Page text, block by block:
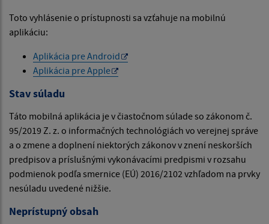
Toto vyhlásenie o prístupnosti sa vzťahuje na mobilnú
aplikáciu:
Aplikácia pre Android
Aplikácia pre Apple
Stav súladu
Táto mobilná aplikácia je v čiastočnom súlade so zákonom č.
95/2019 Z. z. o informačných technológiách vo verejnej správe
a o zmene a doplnení niektorých zákonov v znení neskorších
predpisov a príslušnými vykonávacími predpismi v rozsahu
podmienok podľa smernice (EÚ) 2016/2102 vzhľadom na prvky
nesúladu uvedené nižšie.
Neprístupný obsah